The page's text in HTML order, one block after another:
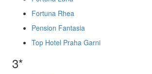
Fortuna Rhea
Pension Fantasia
Top Hotel Praha Garni
3*